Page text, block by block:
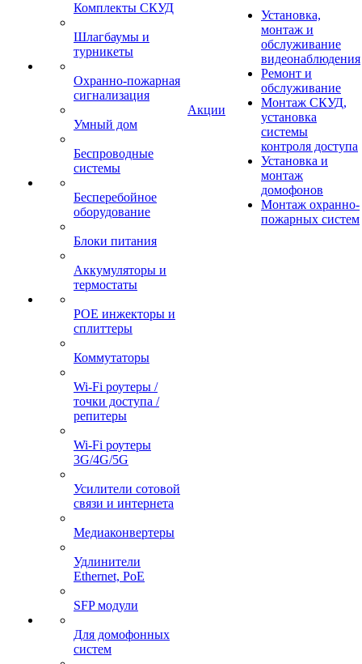
Комплекты СКУД
Шлагбаумы и
турникеты
Охранно-пожарная
сигнализация
Умный дом
Беспроводные
системы
Бесперебойное
оборудование
Блоки питания
Аккумуляторы и
термостаты
POE инжекторы и
сплиттеры
Коммутаторы
Wi-Fi роутеры /
точки доступа /
репитеры
Wi-Fi роутеры
3G/4G/5G
Усилители сотовой
связи и интернета
Медиаконвертеры
Удлинители
Ethernet, PoE
SFP модули
Для домофонных
систем
Акции
Установка,
монтаж и
обслуживание
видеонаблюдения
Ремонт и
обслуживание
Монтаж СКУД,
установка
системы
контроля доступа
Установка и
монтаж
домофонов
Монтаж охранно-
пожарных систем